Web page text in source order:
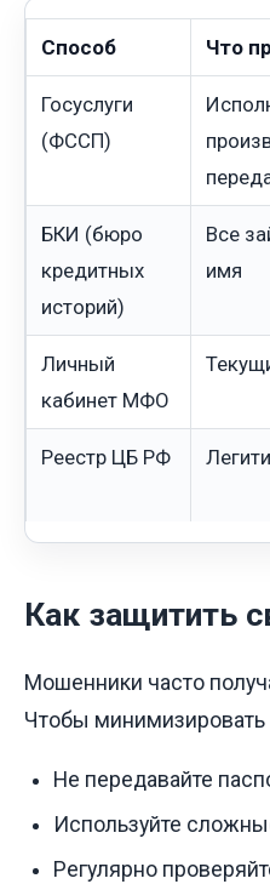
Способ Что
Госуслуги
(ФССП)
БКИ (бюро
кредитных
историй)
Все
имя
Личный
кабинет МФО
Реестр ЦБ РФ
Как защитить
Мошенники часто
Чтобы минимизировать
Не передавайте
Используйте
Регулярно